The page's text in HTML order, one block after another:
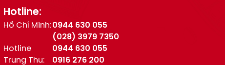
Hotline:
Hồ Chí Minh:0944 630 055
(028) 3979 7350
Hotline
Trung Thu:
0944 630 055
0916 276 200